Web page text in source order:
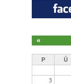
«
P Ú
3